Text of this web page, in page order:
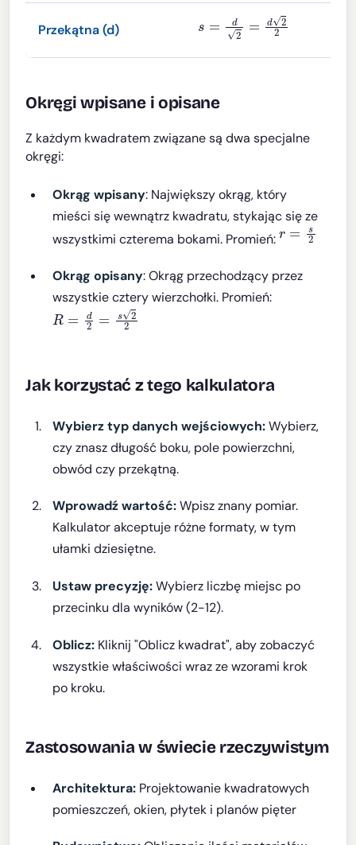
Przekątna (d)
=
Okręgi wpisane i opisane
Z każdym kwadratem związane są dwa specjalne
okręgi:
Okrąg wpisany: Największy okrąg, który
mieści się wewnątrz kwadratu, stykając się ze
wszystkimi czterema bokami. Promień:
r= s2
Okrąg opisany: Okrąg przechodzący przez
wszystkie cztery wierzchołki. Promień:
= d 2 = 2 2
Jak korzystać z tego kalkulatora
Wybierz typ danych wejściowych:Wybierz,
czy znasz długość boku, pole powierzchni,
obwód czy przekątną.
Wprowadź wartość:Wpisz znany pomiar.
Kalkulator akceptuje różne formaty, w tym
ułamki dziesiętne.
Ustaw precyzję:Wybierz liczbę miejsc po
przecinku dla wyników (2-12).
Oblicz: Kliknij "Oblicz kwadrat", aby zobaczyć
wszystkie właściwości wraz ze wzorami krok
po kroku.
Zastosowania w świecie rzeczywistym
Architektura: Projektowanie kwadratowych
pomieszczeń, okien, płytek i planów pięter